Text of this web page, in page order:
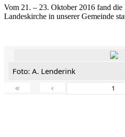
Vom 21. – 23. Oktober 2016 fand
Landeskirche in unserer Gemeinde
Foto: A. Lenderink
«
‹